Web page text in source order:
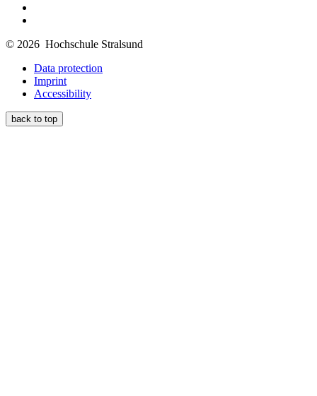
© 2026 Hochschule Stralsund
Data protection
Imprint
Accessibility
back to top